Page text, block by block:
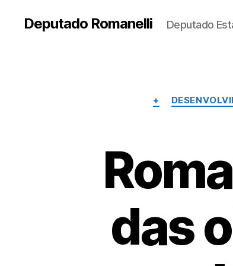
Deputado Romanelli Deputado
+
das